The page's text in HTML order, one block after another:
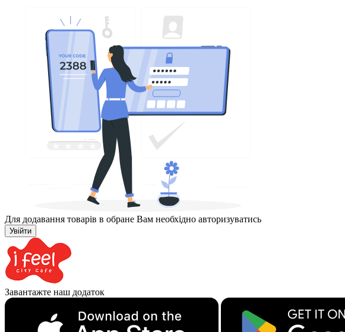
Для додавання товарів в обране Вам необхідно авторизуватись
Увійти
Завантажте наш додаток